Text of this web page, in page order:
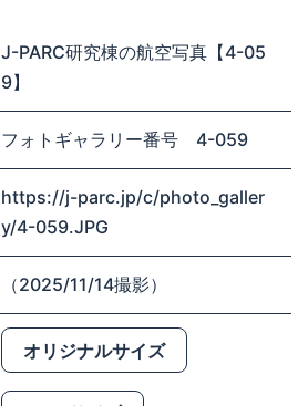
J-PARC研究棟の航空写真【4-05
9】
フォトギャラリー番号 4-059
https://j-parc.jp/c/photo_galler
y/4-059.JPG
（2025/11/14撮影）
オリジナルサイズ